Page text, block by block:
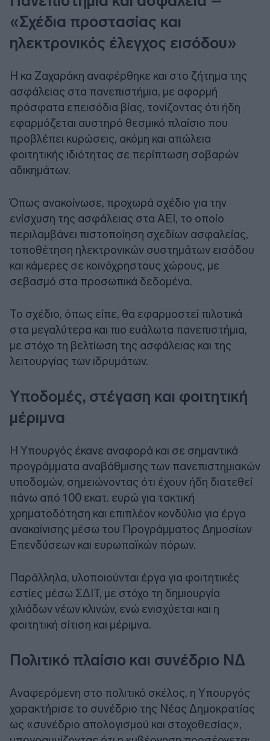
«Σχέδια προστασίας και
ηλεκτρονικός έλεγχος εισόδου»
Η κα Ζαχαράκη αναφέρθηκε και στο ζήτημα της
ασφάλειας στα πανεπιστήμια, με αφορμή
πρόσφατα επεισόδια βίας, τονίζοντας ότι ήδη
εφαρμόζεται αυστηρό θεσμικό πλαίσιο που
προβλέπει κυρώσεις, ακόμη και απώλεια
φοιτητικής ιδιότητας σε περίπτωση σοβαρών
αδικημάτων.
Όπως ανακοίνωσε, προχωρά σχέδιο για την
ενίσχυση της ασφάλειας στα ΑΕΙ, το οποίο
περιλαμβάνει πιστοποίηση σχεδίων ασφαλείας,
τοποθέτηση ηλεκτρονικών συστημάτων εισόδου
και κάμερες σε κοινόχρηστους χώρους, με
σεβασμό στα προσωπικά δεδομένα.
Το σχέδιο, όπως είπε, θα εφαρμοστεί πιλοτικά
στα μεγαλύτερα και πιο ευάλωτα πανεπιστήμια,
με στόχο τη βελτίωση της ασφάλειας και της
λειτουργίας των ιδρυμάτων.
Υποδομές, στέγαση και φοιτητική
μέριμνα
Η Υπουργός έκανε αναφορά και σε σημαντικά
προγράμματα αναβάθμισης των πανεπιστημιακών
υποδομών, σημειώνοντας ότι έχουν ήδη διατεθεί
πάνω από 100 εκατ. ευρώ για τακτική
χρηματοδότηση και επιπλέον κονδύλια για έργα
ανακαίνισης μέσω του Προγράμματος Δημοσίων
Επενδύσεων και ευρωπαϊκών πόρων.
Παράλληλα, υλοποιούνται έργα για φοιτητικές
εστίες μέσω ΣΔΙΤ, με στόχο τη δημιουργία
χιλιάδων νέων κλινών, ενώ ενισχύεται και η
φοιτητική σίτιση και μέριμνα.
Πολιτικό πλαίσιο και συνέδριο ΝΔ
Aναφερόμενη στο πολιτικό σκέλος, η Υπουργός
χαρακτήρισε το συνέδριο της Νέας Δημοκρατίας
ως «συνέδριο απολογισμού και στοχοθεσίας»,